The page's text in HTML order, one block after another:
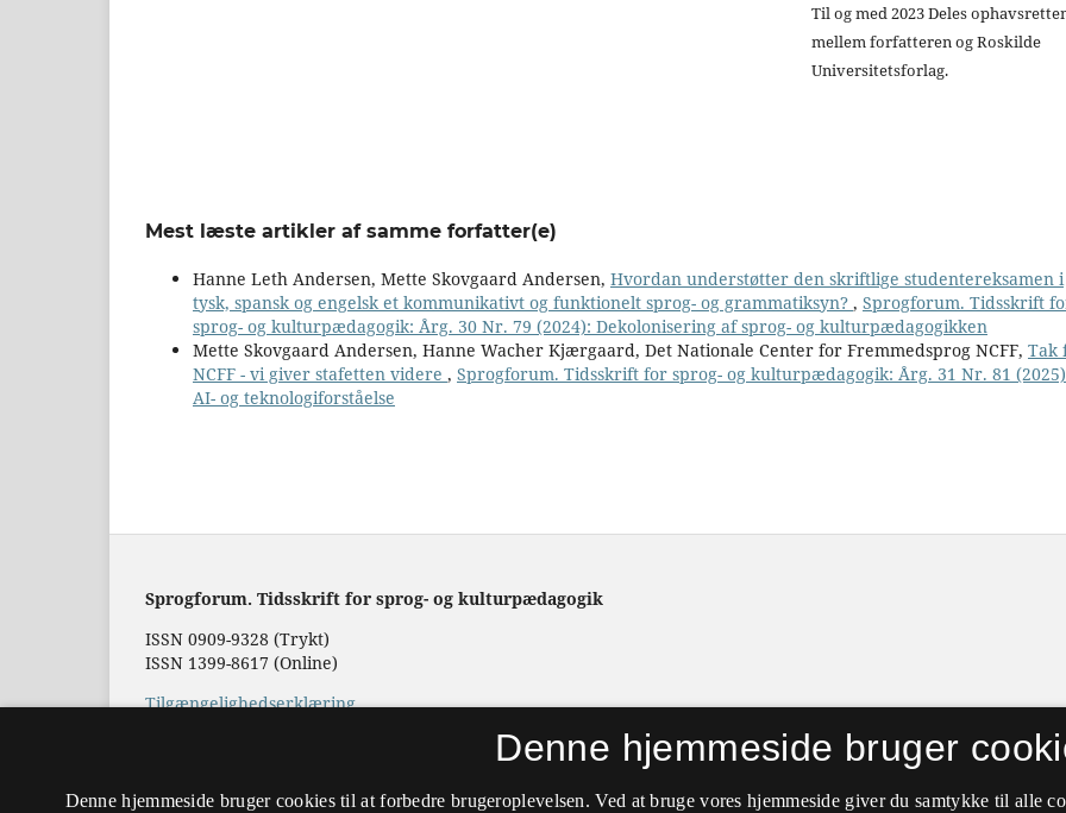
Til og med 2023 Deles
mellem forfatteren og Roskilde
Universitetsforlag.
Mest læste artikler af samme forfatter(e)
Hanne Leth Andersen, Mette Skovgaard Andersen, Hvordan understøtter den skriftlige studentereksamen i
tysk, spansk og engelsk et kommunikativt og funktionelt sprog- og grammatiksyn? , Sprogforum. Tidsskrift
sprog- og kulturpædagogik: Årg. 30 Nr. 79 (2024): Dekolonisering af sprog- og kulturpædagogikken
Mette Skovgaard Andersen, Hanne Wacher Kjærgaard, Det Nationale Center for Fremmedsprog NCFF, Tak
NCFF - vi giver stafetten videre , Sprogforum. Tidsskrift for sprog- og kulturpædagogik: Årg. 31 Nr. 81
AI- og teknologiforståelse
Sprogforum. Tidsskrift for sprog- og kulturpædagogik
ISSN 0909-9328 (Trykt)
ISSN 1399-8617 (Online)
Tilgængelighedserklæring
Denne hjemmeside bruger
Denne hjemmeside bruger cookies til at forbedre brugeroplevelsen. Ved at bruge vores hjemmeside giver du samtykke til alle